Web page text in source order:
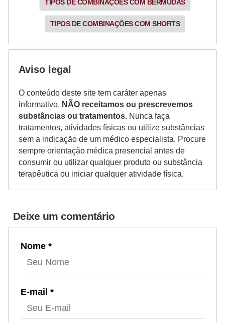
TIPOS DE COMBINAÇÕES COM BERMUDAS
TIPOS DE COMBINAÇÕES COM SHORTS
Aviso legal
O conteúdo deste site tem caráter apenas
informativo. NÃO receitamos ou prescrevemos
substâncias ou tratamentos. Nunca faça
tratamentos, atividades físicas ou utilize substâncias
sem a indicação de um médico especialista. Procure
sempre orientação médica presencial antes de
consumir ou utilizar qualquer produto ou substância
terapêutica ou iniciar qualquer atividade física.
Deixe um comentário
Nome *
E-mail *